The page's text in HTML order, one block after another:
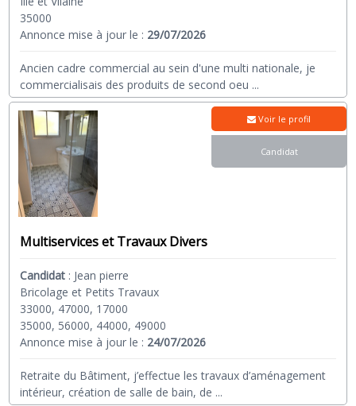
35000
Annonce mise à jour le : 29/07/2026
Ancien cadre commercial au sein d'une multi nationale, je
commercialisais des produits de second oeu ...
Multiservices et Travaux Divers
Candidat : Jean pierre
Bricolage et Petits Travaux
33000, 47000, 17000
35000, 56000, 44000, 49000
Annonce mise à jour le : 24/07/2026
Retraite du Bâtiment, j’effectue les travaux d’aménagement
intérieur, création de salle de bain, de ...
Voir le profil
Candidat